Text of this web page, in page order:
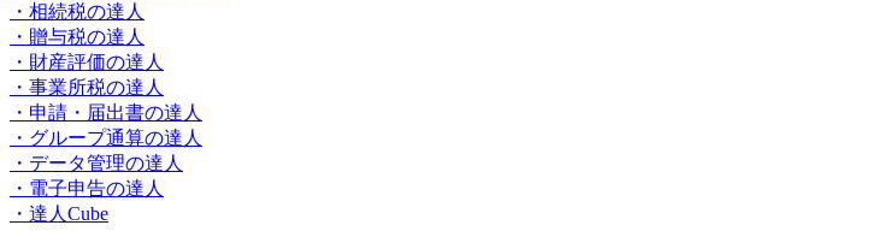
・相続税の達人
・贈与税の達人
・財産評価の達人
・事業所税の達人
・申請・届出書の達人
・グループ通算の達人
・データ管理の達人
・電子申告の達人
・達人Cube